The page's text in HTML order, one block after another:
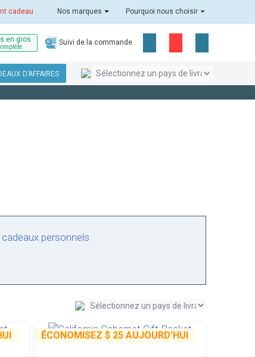
cadeau Nos marques Pourquoi nous choisir
en gros Suivi de la commande
D’AFFAIRES
cadeaux personnels
ÉCONOMISEZ $ 25 AUJOURD’HUI